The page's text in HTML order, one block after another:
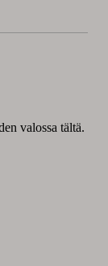
valossa tältä.